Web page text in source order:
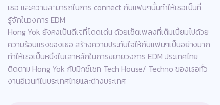
เธอ และความสามารถในการ connect กับแฟนๆนั้นทำให้เธอเป็นที่
รู้จักในวงการ EDM
Hong Yok ยังคงเป็นดีเจที่โดดเด่น ด้วยเซ็ตเพลงที่เต็มเปี่ยมไปด้วย
ความร้อนแรงของเธอ สร้างความประทับใจให้กับแฟนๆเป็นอย่างมาก
ทำให้เธอเป็นหนึ่งในเสาหลักในการขยายวงการ EDM ประเทศไทย
ติดตาม Hong Yok กับมิกซ์เซท Tech House/ Techno ของเธอทั่ว
งานอีเวนท์ในประเทศไทยและต่างประเทศ